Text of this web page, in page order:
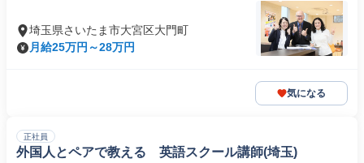
埼玉県さいたま市大宮区大門町
月給25万円～28万円
気になる
正社員
外国人とペアで教える 英語スクール講師(埼玉)